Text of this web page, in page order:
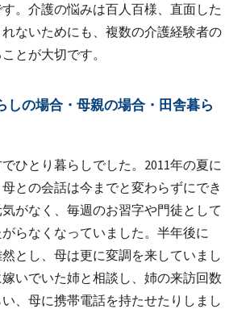
。介護の悩みは百人百様、直面した
ないためにも、複数の介護経験者の
とが大切です。
しの場合・母親の場合・田舎暮ら
ひとり暮らしでした。2011年の夏に
との会話は今までと変わらずにでき
がなく、毎週のお習字や門徒として
らなくなっていました。半年後に
とし、母は更に変調を来していまし
いでいた姉と相談し、姉の来訪回数
、母に携帯電話を持たせたりしまし